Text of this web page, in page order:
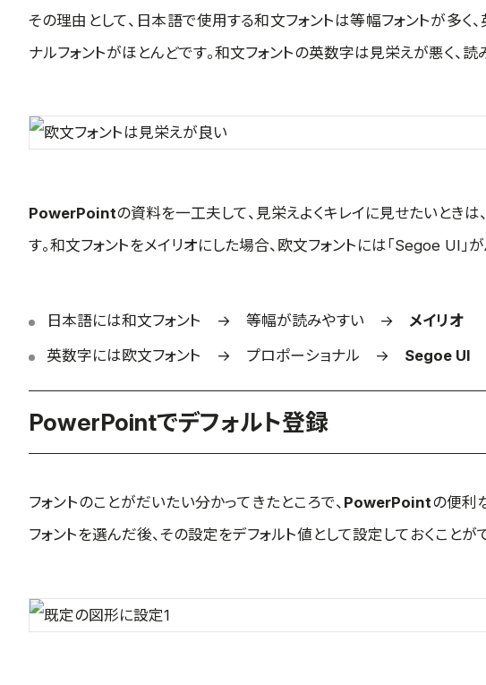
その理由として、日本語で使用する和文フォントは等幅フォントが多く
ナルフォントがほとんどです。和文フォントの英数字は見栄えが悪く、読
PowerPointの資料を一工夫して、見栄えよくキレイに見せたいときは
す。和文フォントをメイリオにした場合、欧文フォントには「Segoe UI」
日本語には和文フォント → 等幅が読みやすい → メイリオ
英数字には欧文フォント → プロポーショナル → Segoe UI
PowerPointでデフォルト登録
フォントのことがだいたい分かってきたところで、 PowerPointの便利
フォントを選んだ後、その設定をデフォルト値として設定しておくことが